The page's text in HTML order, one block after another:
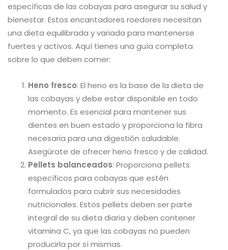
específicas de las cobayas para asegurar su salud y
bienestar. Estos encantadores roedores necesitan
una dieta equilibrada y variada para mantenerse
fuertes y activos. Aquí tienes una guía completa
sobre lo que deben comer:
Heno fresco: El heno es la base de la dieta de
las cobayas y debe estar disponible en todo
momento. Es esencial para mantener sus
dientes en buen estado y proporciona la fibra
necesaria para una digestión saludable.
Asegúrate de ofrecer heno fresco y de calidad.
Pellets balanceados: Proporciona pellets
específicos para cobayas que estén
formulados para cubrir sus necesidades
nutricionales. Estos pellets deben ser parte
integral de su dieta diaria y deben contener
vitamina C, ya que las cobayas no pueden
producirla por sí mismas.